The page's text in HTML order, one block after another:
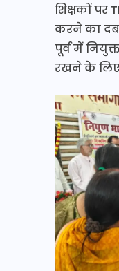
शिक्षकों पर
करने का
पूर्व में
रखने के लिए